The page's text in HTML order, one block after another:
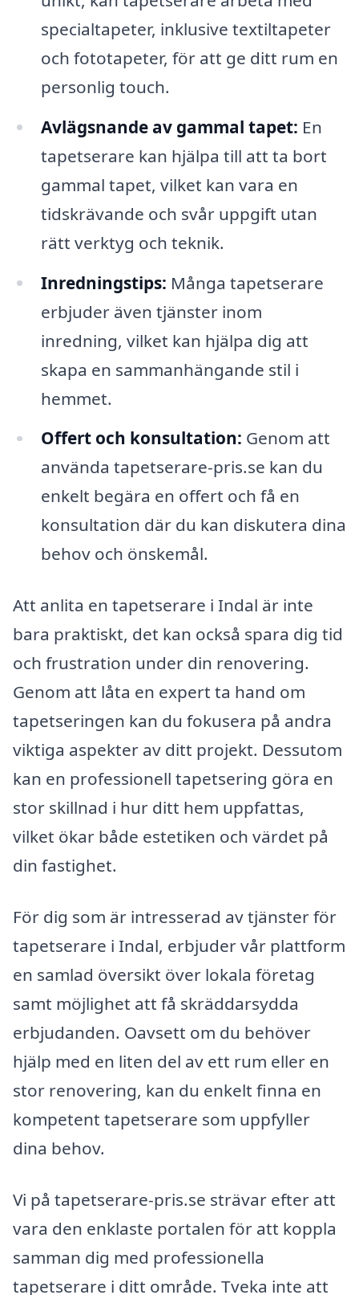
specialtapeter, inklusive textiltapeter
och fototapeter, för att ge ditt rum en
personlig touch.
Avlägsnande av gammal tapet: En
tapetserare kan hjälpa till att ta bort
gammal tapet, vilket kan vara en
tidskrävande och svår uppgift utan
rätt verktyg och teknik.
Inredningstips: Många tapetserare
erbjuder även tjänster inom
inredning, vilket kan hjälpa dig att
skapa en sammanhängande stil i
hemmet.
Offert och konsultation: Genom att
använda tapetserare-pris.se kan du
enkelt begära en offert och få en
konsultation där du kan diskutera dina
behov och önskemål.
Att anlita en tapetserare i Indal är inte
bara praktiskt, det kan också spara dig tid
och frustration under din renovering.
Genom att låta en expert ta hand om
tapetseringen kan du fokusera på andra
viktiga aspekter av ditt projekt. Dessutom
kan en professionell tapetsering göra en
stor skillnad i hur ditt hem uppfattas,
vilket ökar både estetiken och värdet på
din fastighet.
För dig som är intresserad av tjänster för
tapetserare i Indal, erbjuder vår plattform
en samlad översikt över lokala företag
samt möjlighet att få skräddarsydda
erbjudanden. Oavsett om du behöver
hjälp med en liten del av ett rum eller en
stor renovering, kan du enkelt finna en
kompetent tapetserare som uppfyller
dina behov.
Vi på tapetserare-pris.se strävar efter att
vara den enklaste portalen för att koppla
samman dig med professionella
tapetserare i ditt område. Tveka inte att